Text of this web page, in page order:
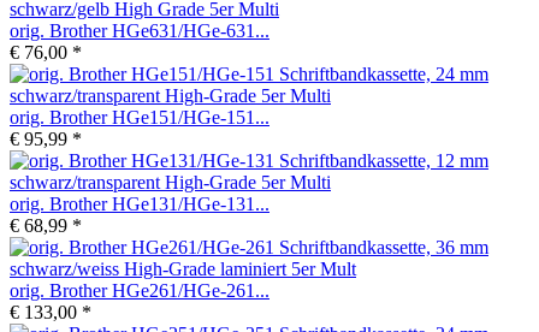
orig. Brother HGe631/HGe-631...
€ 76,00 *
orig. Brother HGe151/HGe-151...
€ 95,99 *
orig. Brother HGe131/HGe-131...
€ 68,99 *
orig. Brother HGe261/HGe-261...
€ 133,00 *